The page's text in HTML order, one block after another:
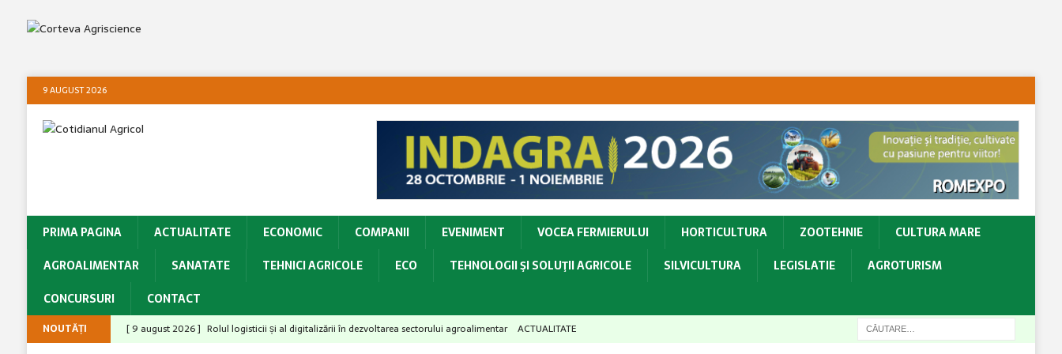
9 AUGUST 2026
PRIMA PAGINA ACTUALITATE ECONOMIC COMPANII EVENIMENT VOCEA FERMIERULUI HORTICULTURA ZOOTEHNIE
CULTURA MARE
AGROALIMENTAR
SANATATE TEHNICI AGRICOLE ECO TEHNOLOGII ŞI SOLUŢII AGRICOLE SILVICULTURA LEGISLATIE
AGROTURISM
CONCURSURI
CONTACT
NOUTĂȚI [ 9 august 2026 ] Rolul logisticii și al digitalizării în dezvoltarea sectorului agroalimentar ACTUALITATE